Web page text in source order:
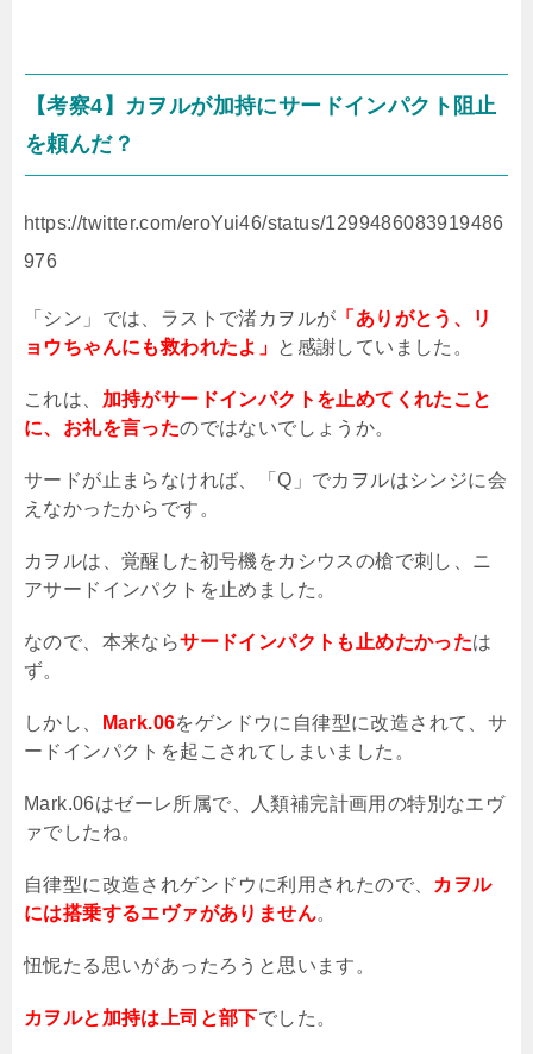
【考察4 】カヲルが加持にサードインパクト阻止
を頼んだ？
https://twitter.com/eroYui46/status/1299486083919486
976
「シン」では、ラストで渚カヲルが 「ありがとう、リ
ョウちゃんにも救われたよ」 と感謝していました。
これは、 加持がサードインパクトを止めてくれたこと
に、お礼を言ったのではないでしょうか。
サードが止まらなければ、「Q」でカヲルはシンジに会
えなかったからです。
カヲルは、覚醒した初号機をカシウスの槍で刺し、ニ
アサードインパクトを止めました。
なので、本来ならサードインパクトも止めたかったは
ず。
しかし、 Mark.06をゲンドウに自律型に改造されて、サ
ードインパクトを起こされてしまいました。
Mark.06はゼーレ所属で、人類補完計画用の特別なエヴ
ァでしたね。
自律型に改造されゲンドウに利用されたので、 カヲル
には搭乗するエヴァがありません。
忸怩たる思いがあったろうと思います。
カヲルと加持は上司と部下でした。